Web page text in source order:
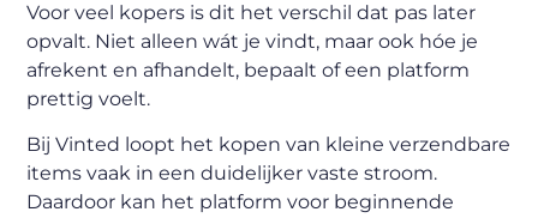
Voor veel kopers is dit het verschil dat pas later
opvalt. Niet alleen wát je vindt, maar ook hóe je
afrekent en afhandelt, bepaalt of een platform
prettig voelt.
Bij Vinted loopt het kopen van kleine verzendbare
items vaak in een duidelijker vaste stroom.
Daardoor kan het platform voor beginnende